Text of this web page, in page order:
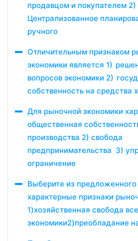
продавцом и покупателем 2)
Централизованное
ручного
Отличительным признаком
экономики является 1)
вопросов экономики 2)
собственность на средства
Для рыночной экономики
общественная
производства 2) свобода
предпринимательства 3)
ограничение
Выберите из предложенного
характерные признаки
1)хозяйственная свобода
экономики2)преобладание